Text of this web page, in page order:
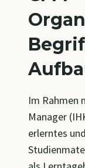
Im Rahmen
Manager
erlerntes